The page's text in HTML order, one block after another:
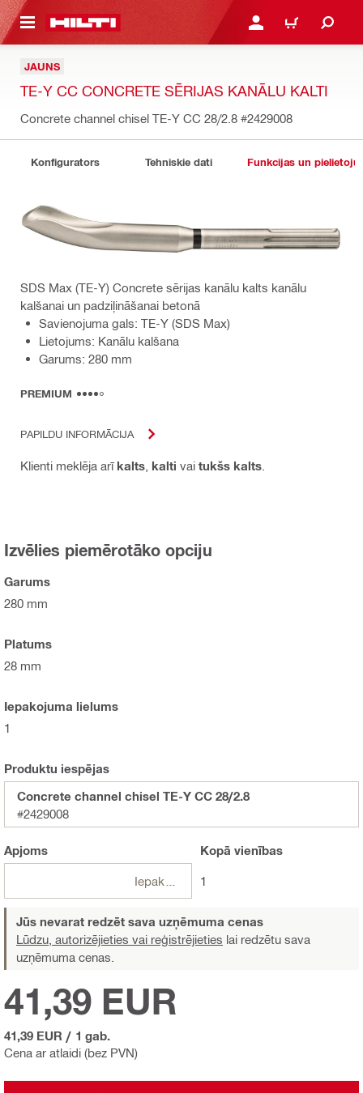
SATURU PIESLĒGTIES VAI
IEPIRKŠANĀS
JAUNS
TE-Y CC CONCRETE SĒRIJAS KANĀLU KALTI
Concrete channel chisel TE-Y CC 28/2.8 #2429008
Konfigurators Tehniskie dati Funkcijas un
SDS Max (TE-Y) Concrete sērijas kanālu kalts kanālu
kalšanai un padziļināšanai betonā
Savienojuma gals: TE-Y (SDS Max)
Lietojums: Kanālu kalšana
Garums: 280 mm
PREMIUM
PAPILDU INFORMĀCIJA
Klienti meklēja arī kalts kalti vai tukšs kalts
Izvēlies piemērotāko opciju
Garums
280 mm
Platums
28 mm
Iepakojuma lielums
1
Produktu iespējas
Concrete channel chisel TE-Y CC 28/2.8
#2429008
Apjoms Kopā vienības
1
Jūs nevarat redzēt sava uzņēmuma cenas
Lūdzu, autorizējieties vai reģistrējieties lai redzētu sava
uzņēmuma cenas.
Cena ar atlaidi (bez PVN)
41,39 EUR
41,39 EUR / 1 gab.